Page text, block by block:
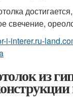
свечение,
i-interer.ru-
из